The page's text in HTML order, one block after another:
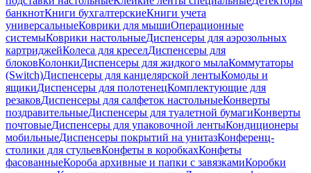
банкнотКниги бухгалтерскиеКниги учета
универсальныеКоврики для мышиОперационные
системыКоврики настольныеДиспенсеры для аэрозольных
картриджейКолеса для креселДиспенсеры для
блоковКолонкиДиспенсеры для жидкого мылаКоммутаторы
(Switch)Диспенсеры для канцелярской лентыКомоды и
ящикиДиспенсеры для полотенецКомплектующие для
резаковДиспенсеры для салфеток настольныеКонверты
поздравительныеДиспенсеры для туалетной бумагиКонверты
почтовыеДиспенсеры для упаковочной лентыКондиционеры
мобильныеДиспенсеры покрытий на унитазКонференц-
столики для стульевКонфеты в коробкахКонфеты
фасованныеКороба архивные и папки с завязкамиКоробки